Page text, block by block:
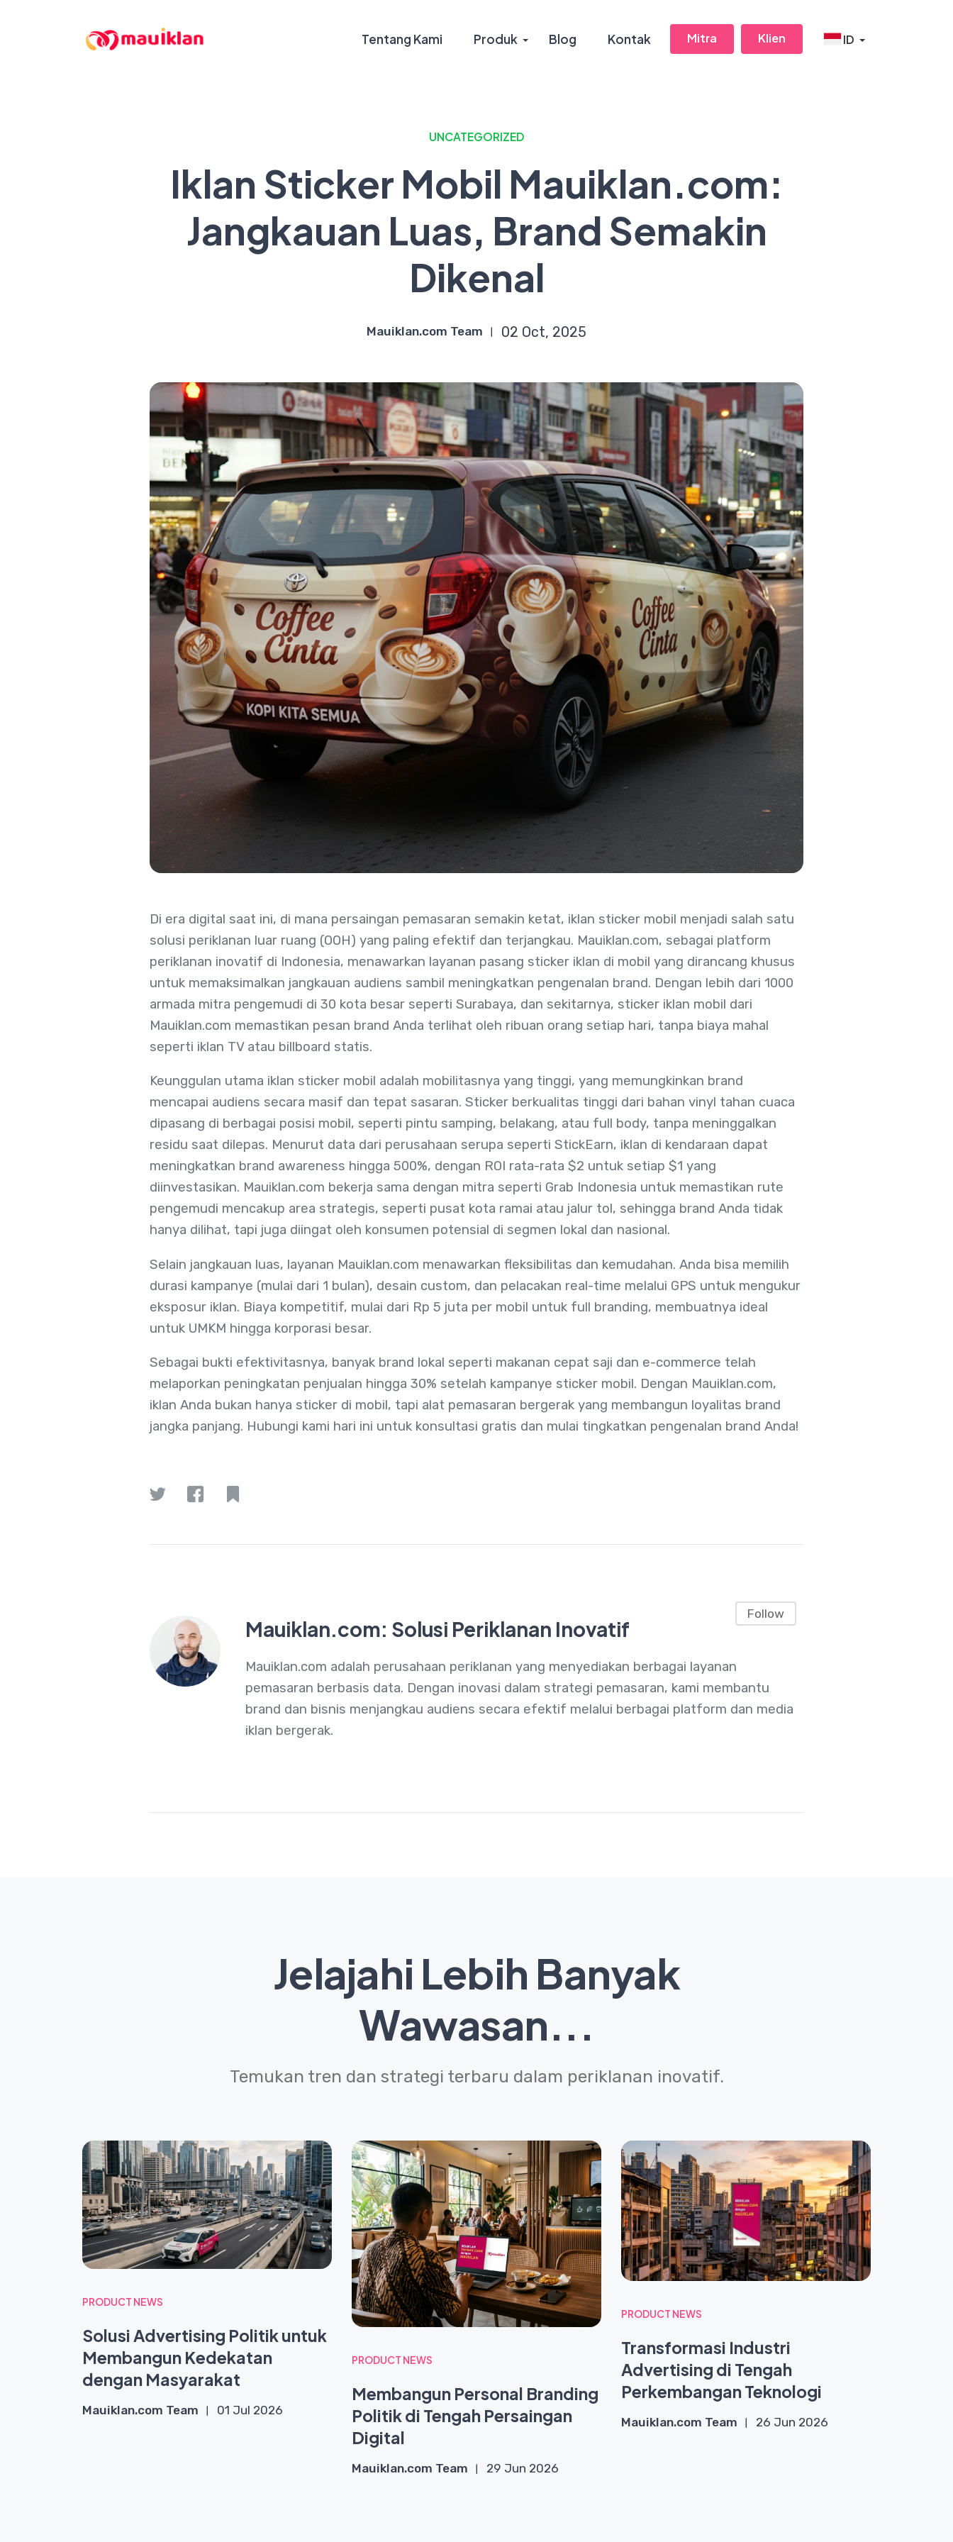
Tentang Kami Produk Blog Kontak Mitra Klien ID
UNCATEGORIZED
Iklan Sticker Mobil Mauiklan.com:
Jangkauan Luas, Brand Semakin
Dikenal
Mauiklan.com Team 02 Oct, 2025
Di era digital saat ini, di mana persaingan pemasaran semakin ketat, iklan sticker mobil menjadi salah satu
solusi periklanan luar ruang (OOH) yang paling efektif dan terjangkau. Mauiklan.com, sebagai platform
periklanan inovatif di Indonesia, menawarkan layanan pasang sticker iklan di mobil yang dirancang khusus
untuk memaksimalkan jangkauan audiens sambil meningkatkan pengenalan brand. Dengan lebih dari 1000
armada mitra pengemudi di 30 kota besar seperti Surabaya, dan sekitarnya, sticker iklan mobil dari
Mauiklan.com memastikan pesan brand Anda terlihat oleh ribuan orang setiap hari, tanpa biaya mahal
seperti iklan TV atau billboard statis.
Keunggulan utama iklan sticker mobil adalah mobilitasnya yang tinggi, yang memungkinkan brand
mencapai audiens secara masif dan tepat sasaran. Sticker berkualitas tinggi dari bahan vinyl tahan cuaca
dipasang di berbagai posisi mobil, seperti pintu samping, belakang, atau full body, tanpa meninggalkan
residu saat dilepas. Menurut data dari perusahaan serupa seperti StickEarn, iklan di kendaraan dapat
meningkatkan brand awareness hingga 500%, dengan ROI rata-rata $2 untuk setiap $1 yang
diinvestasikan. Mauiklan.com bekerja sama dengan mitra seperti Grab Indonesia untuk memastikan rute
pengemudi mencakup area strategis, seperti pusat kota ramai atau jalur tol, sehingga brand Anda tidak
hanya dilihat, tapi juga diingat oleh konsumen potensial di segmen lokal dan nasional.
Selain jangkauan luas, layanan Mauiklan.com menawarkan fleksibilitas dan kemudahan. Anda bisa memilih
durasi kampanye (mulai dari 1 bulan), desain custom, dan pelacakan real-time melalui GPS untuk mengukur
eksposur iklan. Biaya kompetitif, mulai dari Rp 5 juta per mobil untuk full branding, membuatnya ideal
untuk UMKM hingga korporasi besar.
Sebagai bukti efektivitasnya, banyak brand lokal seperti makanan cepat saji dan e-commerce telah
melaporkan peningkatan penjualan hingga 30% setelah kampanye sticker mobil. Dengan Mauiklan.com,
iklan Anda bukan hanya sticker di mobil, tapi alat pemasaran bergerak yang membangun loyalitas brand
jangka panjang. Hubungi kami hari ini untuk konsultasi gratis dan mulai tingkatkan pengenalan brand Anda!
Mauiklan.com: Solusi Periklanan Inovatif
Mauiklan.com adalah perusahaan periklanan yang menyediakan berbagai layanan
pemasaran berbasis data. Dengan inovasi dalam strategi pemasaran, kami membantu
brand dan bisnis menjangkau audiens secara efektif melalui berbagai platform dan media
iklan bergerak.
Follow
Jelajahi Lebih Banyak
Wawasan...
Temukan tren dan strategi terbaru dalam periklanan inovatif.
PRODUCT NEWS
Solusi Advertising Politik untuk
Membangun Kedekatan
dengan Masyarakat
Mauiklan.com Team 01 Jul 2026
PRODUCT NEWS
Membangun Personal Branding
Politik di Tengah Persaingan
Digital
Mauiklan.com Team 29 Jun 2026
PRODUCT NEWS
Transformasi Industri
Advertising di Tengah
Perkembangan Teknologi
Mauiklan.com Team 26 Jun 2026